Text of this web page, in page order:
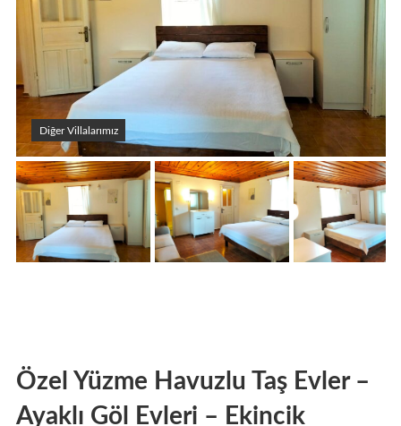
Diğer Villalarımız
Özel Yüzme Havuzlu Taş Evler –
Ayaklı Göl Evleri – Ekincik